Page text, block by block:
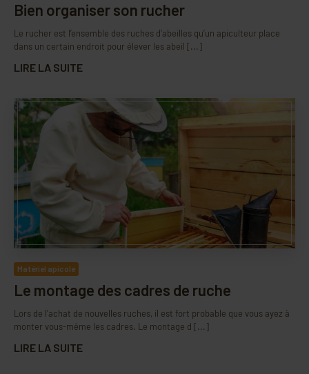
Bien organiser son rucher
Le rucher est l’ensemble des ruches d’abeilles qu’un apiculteur place
dans un certain endroit pour élever les abeil [...]
LIRE LA SUITE
Matériel apicole
Le montage des cadres de ruche
Lors de l'achat de nouvelles ruches, il est fort probable que vous ayez à
monter vous-même les cadres. Le montage d [...]
LIRE LA SUITE